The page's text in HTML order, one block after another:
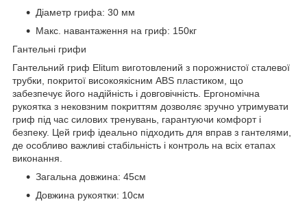
Діаметр грифа: 30 мм
Макс. навантаження на гриф: 150кг
Гантельні грифи
Гантельний гриф Elitum виготовлений з порожнистої сталевої
трубки, покритої високоякісним ABS пластиком, що
забезпечує його надійність і довговічність. Ергономічна
рукоятка з нековзним покриттям дозволяє зручно утримувати
гриф під час силових тренувань, гарантуючи комфорт і
безпеку. Цей гриф ідеально підходить для вправ з гантелями,
де особливо важливі стабільність і контроль на всіх етапах
виконання.
Загальна довжина: 45см
Довжина рукоятки: 10см